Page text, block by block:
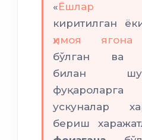
«Ёшлар
киритилган
ҳимоя ягона
бўлган ва
билан
ускуналар
бериш